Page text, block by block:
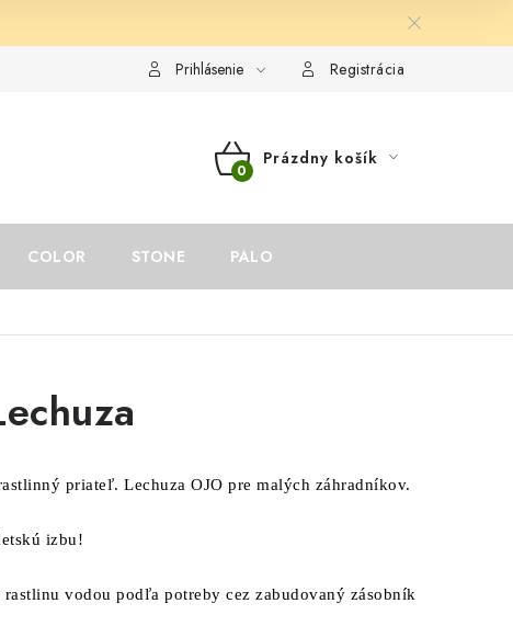
Reklamačný poriadok Odstúpenie od zmluvy
Prihlásenie Registrácia
NÁKUPNÝ
Prázdny košík
COLOR STONE PALO
priateľ. Lechuza OJO pre malých záhradníkov.
izbu!
rastlinu vodou podľa potreby cez zabudovaný zásobník